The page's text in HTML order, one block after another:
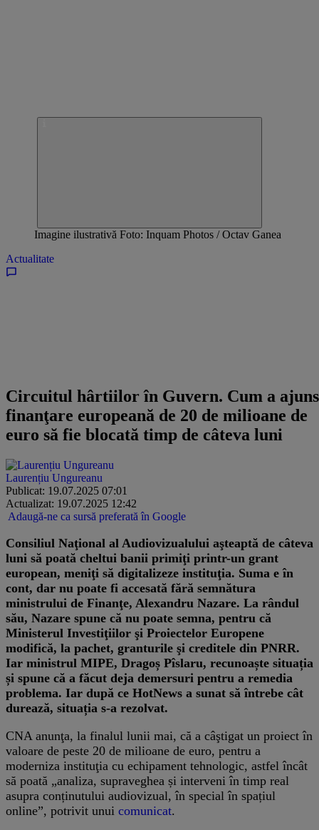
Imagine ilustrativă Foto: Inquam Photos / Octav Ganea
Actualitate
Circuitul hârtiilor în Guvern. Cum a
finanţare europeană de 20 de milioane de
euro să fie blocată timp de câteva luni
Laurențiu Ungureanu
Publicat: 19.07.2025 07:01
Actualizat: 19.07.2025 12:42
Adaugă-ne ca sursă preferată în Google
Consiliul Naţional al Audiovizualului aşteaptă de câteva
luni să poată cheltui banii primiţi printr-un grant
european, meniţi să digitalizeze instituţia. Suma e în
cont, dar nu poate fi accesată fără semnătura
ministrului de Finanţe, Alexandru Nazare. La rândul
său, Nazare spune că nu poate semna, pentru că
Ministerul Investiţiilor şi Proiectelor Europene
modifică, la pachet, granturile şi creditele din PNRR.
Iar ministrul MIPE, Dragoș Pîslaru, recunoaște situația
și spune că a făcut deja demersuri pentru a remedia
problema. Iar după ce HotNews a sunat să întrebe cât
durează, situația s-a rezolvat.
CNA anunţa, la finalul lunii mai, că a câştigat un proiect în
valoare de peste 20 de milioane de euro, pentru a
moderniza instituţia cu echipament tehnologic, astfel încât
să poată „analiza, supraveghea și interveni în timp real
asupra conținutului audiovizual, în special în spațiul
online”, potrivit unui comunicat.